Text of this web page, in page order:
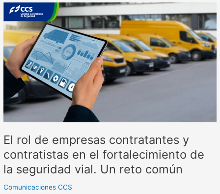
El rol de empresas contratantes y
contratistas en el fortalecimiento de
la seguridad vial. Un reto común
Comunicaciones CCS
de
empresas
contratantes
y
contratistas
fortalecimiento
de
seguridad
Un
reto